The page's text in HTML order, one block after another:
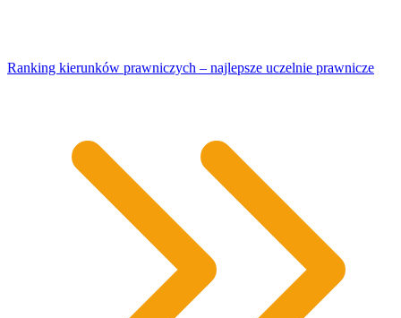
Ranking kierunków prawniczych – najlepsze uczelnie prawnicze